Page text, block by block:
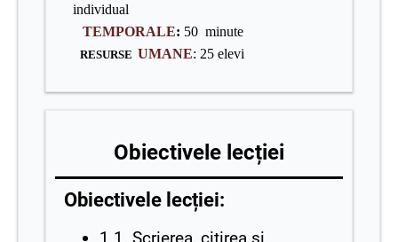
individual
TEMPORALE: 50 minute
RESURSE UMANE: 25 elevi
Obiectivele lecției
Obiectivele lecției:
1.1. Scrierea, citirea și